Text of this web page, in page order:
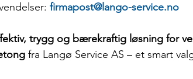
firmapost@lango-service.no
trygg og bærekraftig løsning for
fra Langø Service AS – et smart